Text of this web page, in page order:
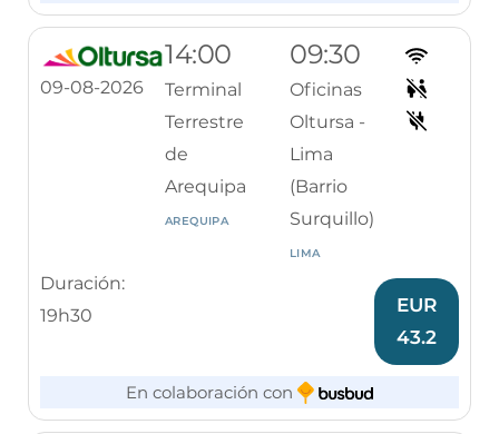
09-08-2026
14:00
Terminal
Terrestre
de
Arequipa
AREQUIPA
09:30
Oficinas
Oltursa -
Lima
(Barrio
Surquillo)
LIMA
Duración:
19h30
EUR
43.2
En colaboración con